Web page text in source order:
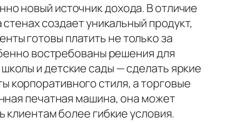
новый источник дохода. В отличие
создает уникальный продукт,
готовы платить не только за
востребованы решения для
и детские сады — сделать яркие
стиля, а торговые
печатная машина, она может
клиентам более гибкие условия.